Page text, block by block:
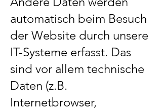
automatisch beim Besuch
der Website durch unsere
IT-Systeme erfasst. Das
sind vor allem technische
Daten (z.B.
Internetbrowser,